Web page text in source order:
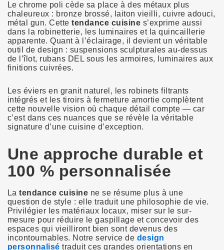
Le chrome poli cède sa place à des métaux plus
chaleureux : bronze brossé, laiton vieilli, cuivre adouci,
métal gun. Cettetendance cuisine s’exprime aussi
dans la robinetterie, les luminaires et la quincaillerie
apparente. Quant à l’éclairage, il devient un véritable
outil de design : suspensions sculpturales au-dessus
de l’îlot, rubans DEL sous les armoires, luminaires aux
finitions cuivrées.
Les éviers en granit naturel, les robinets filtrants
intégrés et les tiroirs à fermeture amortie complètent
cette nouvelle vision où chaque détail compte — car
c’est dans ces nuances que se révèle la véritable
signature d’une cuisine d’exception.
Une approche durable et
100 % personnalisée
Latendance cuisine ne se résume plus à une
question de style : elle traduit une philosophie de vie.
Privilégier les matériaux locaux, miser sur le sur-
mesure pour réduire le gaspillage et concevoir des
espaces qui vieilliront bien sont devenus des
incontournables. Notre service de design
personnalisé traduit ces grandes orientations en